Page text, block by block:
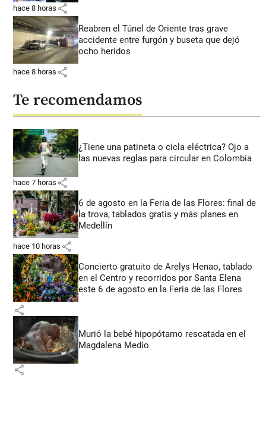
hace 8 horas share
Reabren el Túnel de Oriente tras grave
accidente entre furgón y buseta que dejó
ocho heridos
hace 8 horas share
Te recomendamos
¿Tiene una patineta o cicla eléctrica? Ojo a
las nuevas reglas para circular en Colombia
hace 7 horas share
6 de agosto en la Feria de las Flores: final de
la trova, tablados gratis y más planes en
Medellín
hace 10 horas share
Concierto gratuito de Arelys Henao, tablado
en el Centro y recorridos por Santa Elena
este 6 de agosto en la Feria de las Flores
share
Murió la bebé hipopótamo rescatada en el
Magdalena Medio
share